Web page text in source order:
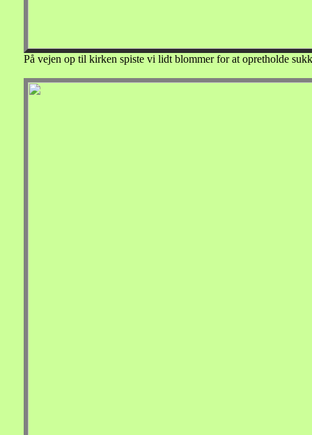
På vejen op til kirken spiste vi lidt blommer for at opretholde